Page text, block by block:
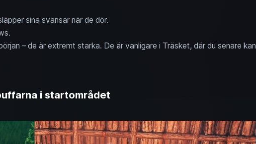
sina svansar när de dör.
– de är extremt starka. De är vanligare i Träsket, där du senare kan
i startområdet